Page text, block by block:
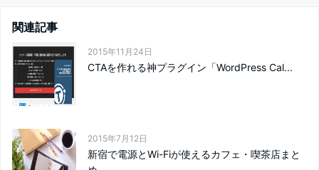
関連記事
2015年11月24日
CTAを作れる神プラグイン「WordPress Cal...
2015年7月12日
新宿で電源とWi-Fiが使えるカフェ・喫茶店まと